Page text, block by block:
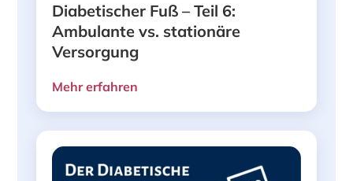
Diabetischer Fuß – Teil 6:
Ambulante vs. stationäre
Versorgung
Mehr erfahren